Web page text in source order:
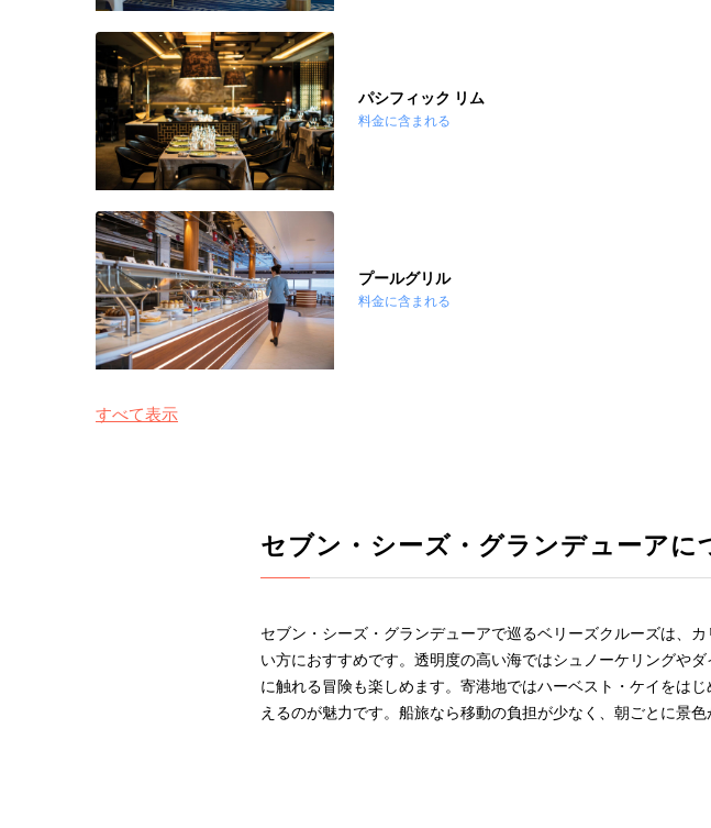
パシフィック リム
料金に含まれる
プールグリル
料金に含まれる
すべて表示
セブン・シーズ・グランデューアに
セブン・シーズ・グランデューアで巡るベリーズクルーズは、
い方におすすめです。透明度の高い海ではシュノーケリングや
に触れる冒険も楽しめます。寄港地ではハーベスト・ケイをは
えるのが魅力です。船旅なら移動の負担が少なく、朝ごとに景